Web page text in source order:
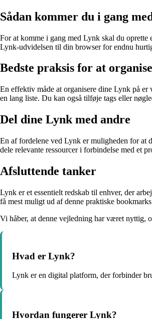
Sådan kommer du i gang
For at komme i gang med Lynk skal du
Lynk-udvidelsen til din browser for endnu
Bedste praksis for at
En effektiv måde at organisere dine Lynk på er
en lang liste. Du kan også tilføje tags eller
Del dine Lynk med andre
En af fordelene ved Lynk er muligheden for at
dele relevante ressourcer i forbindelse med et
Afsluttende tanker
Lynk er et essentielt redskab til enhver, der
få mest muligt ud af denne praktiske bookmarks
Vi håber, at denne vejledning har været nyttig,
Hvad er Lynk?
Lynk er en digital platform, der forbinder
Hvordan fungerer Lynk?